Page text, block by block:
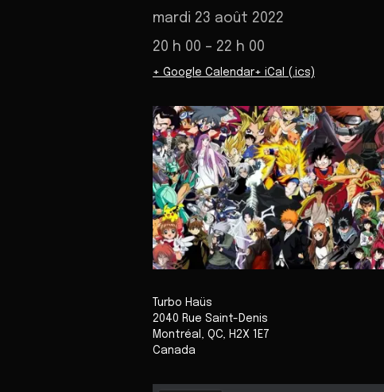
mardi 23 août 2022
20 h 00 – 22 h 00
+ Google Calendar+ iCal (.ics)
Turbo Haüs
2040 Rue Saint-Denis
Montréal
QC
H2X 1E7
Canada